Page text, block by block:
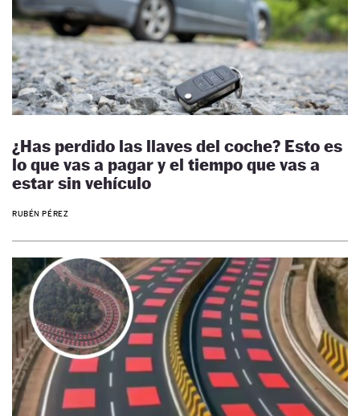
¿Has perdido las llaves del coche? Esto es
lo que vas a pagar y el tiempo que vas a
estar sin vehículo
RUBÉN PÉREZ